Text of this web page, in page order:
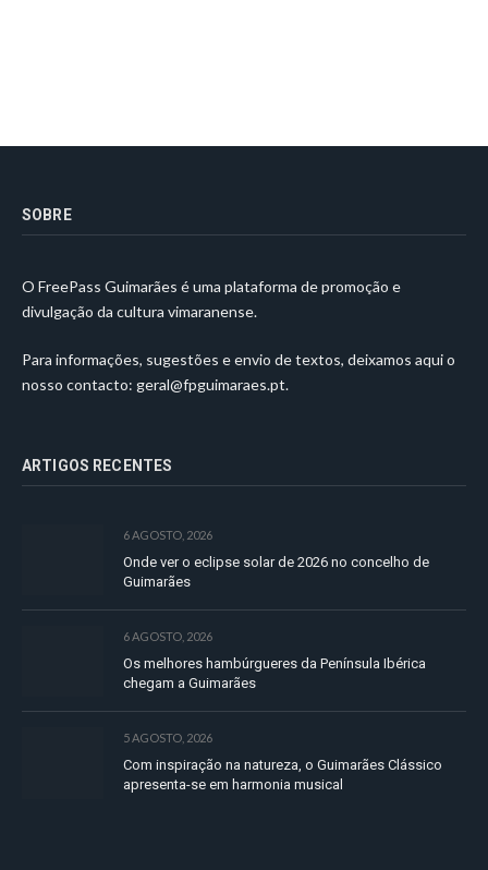
SOBRE
O FreePass Guimarães é uma plataforma de promoção e
divulgação da cultura vimaranense.
Para informações, sugestões e envio de textos, deixamos aqui o
nosso contacto: geral@fpguimaraes.pt.
ARTIGOS RECENTES
6 AGOSTO, 2026
Onde ver o eclipse solar de 2026 no concelho de
Guimarães
6 AGOSTO, 2026
Os melhores hambúrgueres da Península Ibérica
chegam a Guimarães
5 AGOSTO, 2026
Com inspiração na natureza, o Guimarães Clássico
apresenta-se em harmonia musical